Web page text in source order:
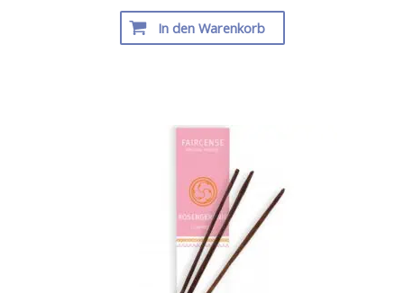
In den Warenkorb